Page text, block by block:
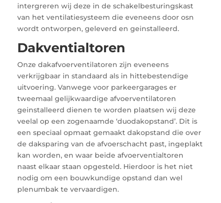
intergreren wij deze in de schakelbesturingskast
van het ventilatiesysteem die eveneens door osn
wordt ontworpen, geleverd en geinstalleerd.
Dakventialtoren
Onze dakafvoerventilatoren zijn eveneens
verkrijgbaar in standaard als in hittebestendige
uitvoering. Vanwege voor parkeergarages er
tweemaal gelijkwaardige afvoerventilatoren
geinstalleerd dienen te worden plaatsen wij deze
veelal op een zogenaamde ‘duodakopstand’. Dit is
een speciaal opmaat gemaakt dakopstand die over
de daksparing van de afvoerschacht past, ingeplakt
kan worden, en waar beide afvoerventialtoren
naast elkaar staan opgesteld. Hierdoor is het niet
nodig om een bouwkundige opstand dan wel
plenumbak te vervaardigen.